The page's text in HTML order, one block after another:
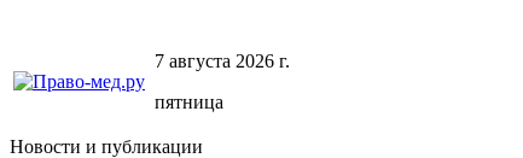
7 августа 2026 г.
пятница
Новости и публикации